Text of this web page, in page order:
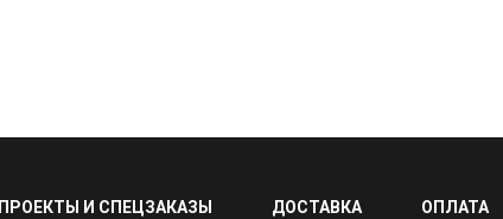
ПРОЕКТЫ И СПЕЦЗАКАЗЫ ДОСТАВКА ОПЛАТА